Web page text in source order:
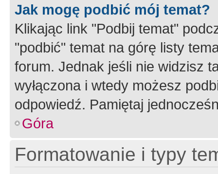
Jak mogę podbić mój temat?
Klikając link "Podbij temat"
"podbić" temat na górę listy
forum. Jednak jeśli nie widzisz
wyłączona i wtedy możesz
odpowiedź. Pamiętaj
Góra
Formatowanie i typy